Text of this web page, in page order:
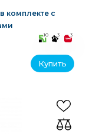
комплекте с
10 3 3
Купить